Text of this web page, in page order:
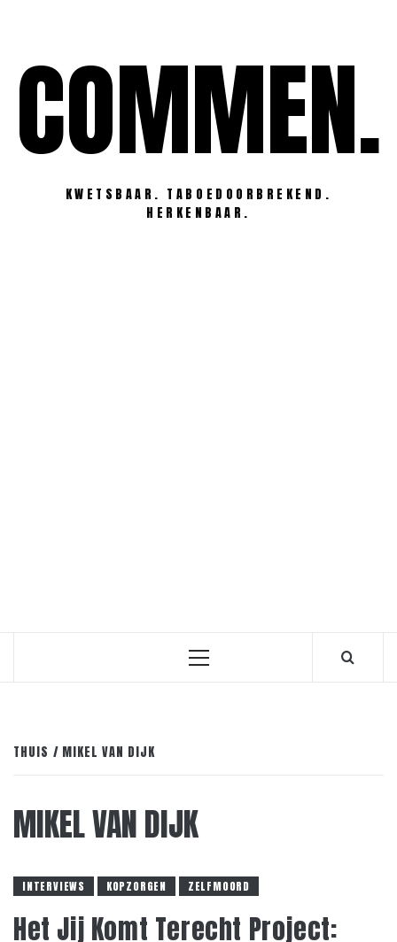
inhoudCOMMEN.
KWETSBAAR. TABOEDOORBREKEND.
HERKENBAAR.
Primair
THUIS MIKEL VAN DIJK
MIKEL VAN DIJK
INTERVIEWS KOPZORGEN ZELFMOORD
Het Jij Komt Terecht Project: